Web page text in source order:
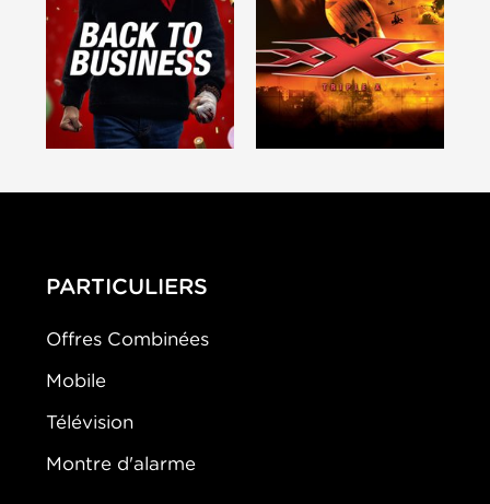
PARTICULIERS
Offres Combinées
Mobile
Télévision
Montre d'alarme